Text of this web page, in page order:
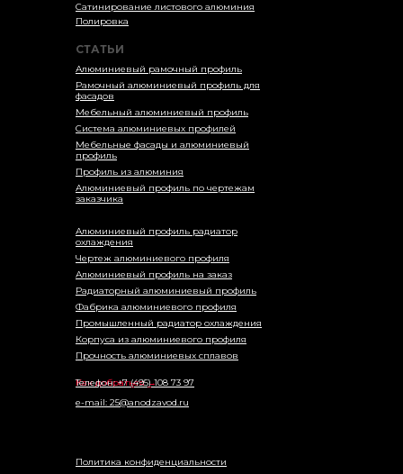
СТАТЬИ
Алюминиевый рамочный профиль
Система алюминиевых профилей
Профиль из алюминия
Алюминиевый профиль на заказ
Чертеж алюминиевого профиля
Корпуса из алюминиевого профиля
Промышленный радиатор охлаждения
Фабрика алюминиевого профиля
Прочность алюминиевых сплавов
Радиаторный алюминиевый профиль
Алюминиевый профиль радиатор
охлаждения
Алюминиевый профиль по чертежам
заказчика
Мебельные фасады и алюминиевый
профиль
Мебельный алюминиевый профиль
Рамочный алюминиевый профиль для
фасадов
Как добраться →
Телефон: +7 (495) 108 73 97
Политика конфиденциальности
e-mail: 25@anodzavod.ru
Сатинирование листового алюминия
Полировка